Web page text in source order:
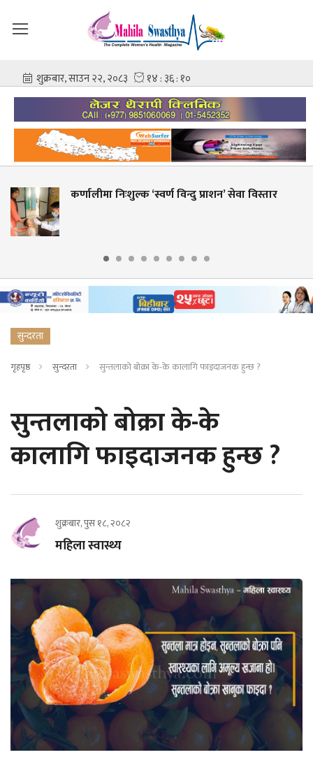
विन्दु प्राशन’ सेवा विस्तार
शहीद गंगालाल
सुन्दरता
गृहपृष्ठ सुन्दरता सुन्तलाको बोक्रा के-के कालागि फाइदाजनक हुन्छ ?
सुन्तलाको बोक्रा के-के
कालागि फाइदाजनक हुन्छ ?
शुक्रबार, पुस १८, २०८२
महिला स्वास्थ्य